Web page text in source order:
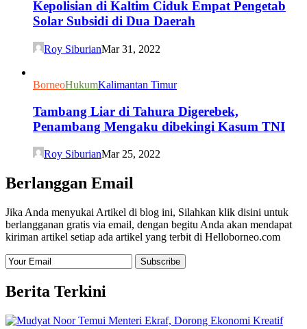
Kepolisian di Kaltim Ciduk Empat Pengetab
Solar Subsidi di Dua Daerah
Roy SiburianMar 31, 2022
BorneoHukumKalimantan Timur
Tambang Liar di Tahura Digerebek,
Penambang Mengaku dibekingi Kasum TNI
Roy SiburianMar 25, 2022
Berlanggan Email
Jika Anda menyukai Artikel di blog ini, Silahkan klik disini untuk
berlangganan gratis via email, dengan begitu Anda akan mendapat
kiriman artikel setiap ada artikel yang terbit di Helloborneo.com
Berita Terkini